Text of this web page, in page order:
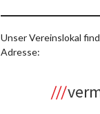
Unser Vereinslokal
Adresse: